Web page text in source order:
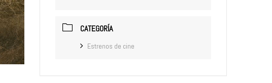
CATEGORÍA
Estrenos de cine